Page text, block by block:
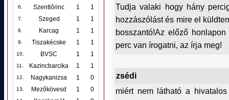
6. Szentlőrinc 1 1
7. Szeged 1 1
8. Karcag 1 1
9. Tiszakécske 1 1
10. BVSC 1 1
11. Kazincbarcika 1 1
12. Nagykanizsa 1 0
13. Mezőkövesd 1 0
Tudja valaki hogy hány
hozzászólást és mire el
bosszantó!Az előző
perc van írogatni, az írja meg!
zsédi
miért nem látható a